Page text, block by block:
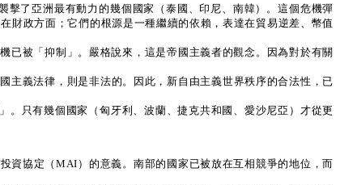
了亞洲最有動力的幾個國家（泰國、印尼、南韓）。這個危機彈
財政方面；它們的根源是一種繼續的依賴，表達在貿易逆差、幣值
被「抑制」。嚴格說來，這是帝國主義者的觀念。因為對於有關
義法律，則是非法的。因此，新自由主義世界秩序的合法性，已
只有幾個國家（匈牙利、波蘭、捷克共和國、愛沙尼亞）才從更
協定（MAI）的意義。南部的國家已被放在互相競爭的地位，而